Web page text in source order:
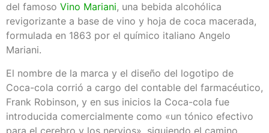
del famoso Vino Mariani, una bebida alcohólica
revigorizante a base de vino y hoja de coca macerada,
formulada en 1863 por el químico italiano Angelo
Mariani.
El nombre de la marca y el diseño del logotipo de
Coca-cola corrió a cargo del contable del farmacéutico,
Frank Robinson, y en sus inicios la Coca-cola fue
introducida comercialmente como «un tónico efectivo
para el cerebro y los nervios», siguiendo el camino